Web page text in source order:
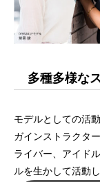
多種多様な
モデルとしての活
ガインストラクタ
ライバー、アイド
ルを生かして活動